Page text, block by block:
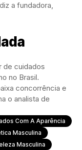
a fundadora,
de cuidados
no Brasil.
concorrência e
o analista de
Com A Aparência
Masculina
Masculina